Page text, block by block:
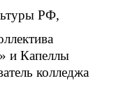
РФ,
и Капеллы
колледжа